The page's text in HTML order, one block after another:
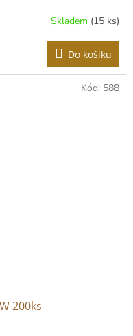
Skladem (15 ks)
Do košíku
200ks
Kód: 588